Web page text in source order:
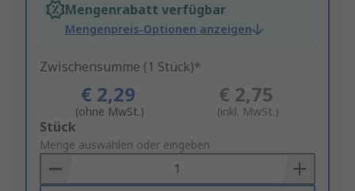
Mengenrabatt verfügbar
Mengenpreis-Optionen anzeigen
Zwischensumme (1 Stück)*
€ 2,29
(ohne MwSt.)
€ 2,75
(inkl. MwSt.)
Add
to
Basket
Stück
Menge auswählen oder eingeben